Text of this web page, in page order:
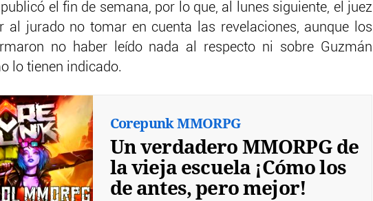
el fin de semana, por lo que, al lunes siguiente, el juez
al jurado no tomar en cuenta las revelaciones, aunque los
no haber leído nada al respecto ni sobre Guzmán
lo tienen indicado.
Corepunk MMORPG
Un verdadero MMORPG de
la vieja escuela ¡Cómo los
de antes, pero mejor!